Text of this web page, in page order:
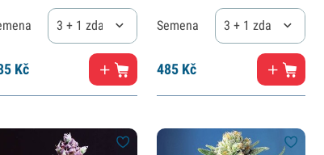
3 + 1 zdarma
Kč
Semena 3 + 1 zdarma
485 Kč